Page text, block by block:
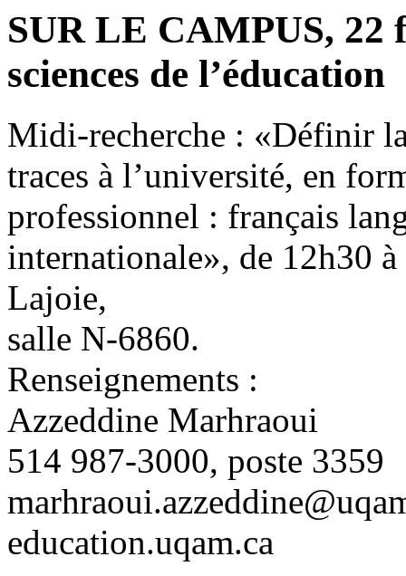
SUR LE CAMPUS, 22
sciences de l’éducation
Midi-recherche : «Définir
traces à l’université, en
professionnel : français
internationale», de 12h30
Lajoie,
salle N-6860.
Renseignements :
Azzeddine Marhraoui
514 987-3000, poste 3359
education.uqam.ca